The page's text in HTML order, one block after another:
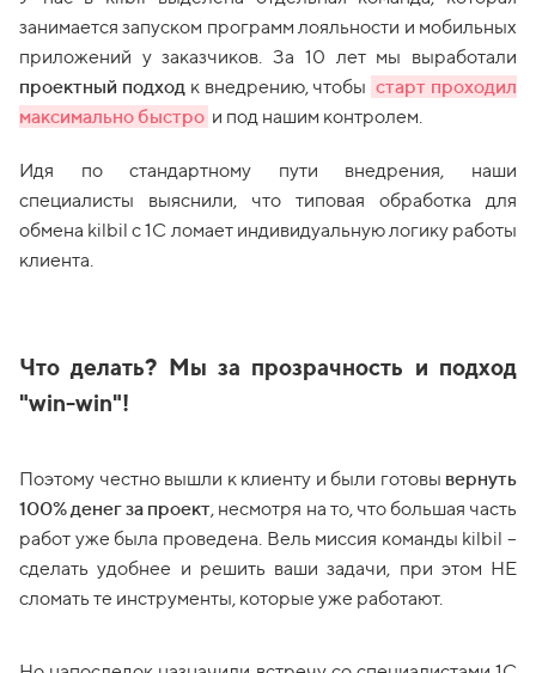
занимается запуском программ лояльности и мобильных
приложений у заказчиков. За 10 лет мы выработали
проектный подходк внедрению, чтобы cтарт проходил
максимально быстро и под нашим контролем.
Идя по стандартному пути внедрения, наши
специалисты выяснили, что типовая обработка для
обмена kilbil с 1С ломает индивидуальную логику работы
клиента.
Что делать? Мы за прозрачность и подход
"win-win"!
Поэтому честно вышли к клиенту и были готовы вернуть
100% денег за проект, несмотря на то, что большая часть
работ уже была проведена. Вель миссия команды kilbil –
сделать удобнее и решить ваши задачи, при этом НЕ
сломать те инструменты, которые уже работают.